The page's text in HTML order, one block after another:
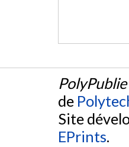
PolyPublie
de
Site
EPrints.